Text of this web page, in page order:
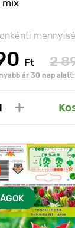
mix
Ft 2
ár 30 nap